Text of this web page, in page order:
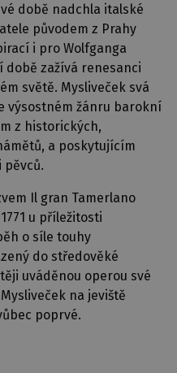
době nadchla italské
původem z Prahy
i pro Wolfganga
době zažívá renesanci
světě. Mysliveček svá
výsostném žánru barokní
z historických,
a poskytujícím
Il gran Tamerlano
u příležitosti
o síle touhy
do středověké
uváděnou operou své
na jeviště
poprvé.